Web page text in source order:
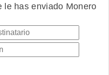
le has enviado Monero